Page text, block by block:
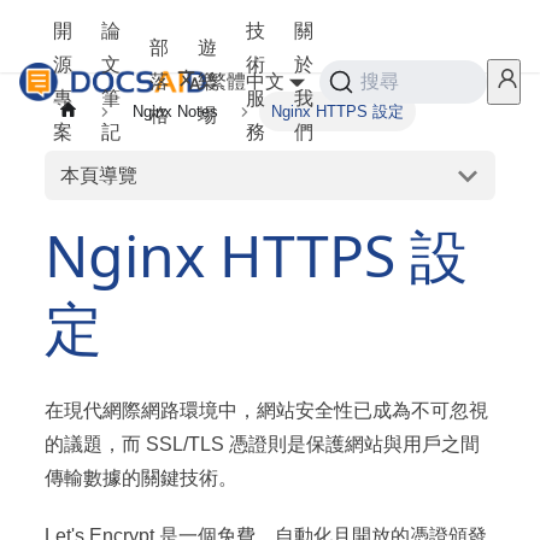
開
源
專
案
論
文
筆
記
部
落
格
遊
樂
場
技
術
服
務
關
於
我
們
繁體中文 搜尋
Nginx Notes Nginx HTTPS 設定
本頁導覽
Nginx HTTPS 設
定
在現代網際網路環境中，網站安全性已成為不可忽視
的議題，而 SSL/TLS 憑證則是保護網站與用戶之間
傳輸數據的關鍵技術。
Let's Encrypt 是一個免費、自動化且開放的憑證頒發